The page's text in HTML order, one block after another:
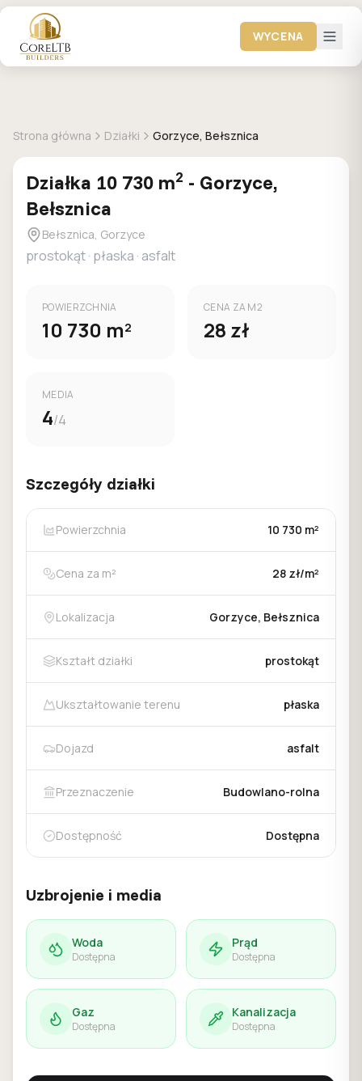
WYCENA
Strona główna Działki Gorzyce, Bełsznica
Działka 10 730 m2 - Gorzyce,
Bełsznica
Bełsznica, Gorzyce
prostokąt· płaska · asfalt
POWIERZCHNIA
10 730 m2
CENA ZA M2
28 zł
MEDIA
4/4
Szczegóły działki
Powierzchnia 10 730 m²
Cena za m² 28 zł/m²
Lokalizacja Gorzyce, Bełsznica
Kształt działki prostokąt
Ukształtowanie terenu płaska
Dojazd asfalt
Przeznaczenie Budowlano-rolna
Dostępność Dostępna
Uzbrojenie i media
Woda
Dostępna
Prąd
Dostępna
Gaz
Dostępna
Kanalizacja
Dostępna